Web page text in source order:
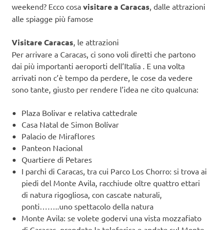
weekend? Ecco cosa visitare a Caracas , dalle attrazioni
alle spiagge più famose
Visitare Caracas , le attrazioni
Per arrivare a Caracas, ci sono voli diretti che partono
dai più importanti aeroporti dell’Italia . E una volta
arrivati non c’è tempo da perdere, le cose da vedere
sono tante, giusto per rendere l’idea ne cito qualcuna:
Plaza Bolivar e relativa cattedrale
Casa Natal de Simon Bolívar
Palacio de Miraflores
Panteon Nacional
Quartiere di Petares
I parchi di Caracas, tra cui Parco Los Chorro: si trova ai
piedi del Monte Avila, racchiude oltre quattro ettari
di natura rigogliosa, con cascate naturali,
ponti……..uno spettacolo della natura
Monte Avila: se volete godervi una vista mozzafiato